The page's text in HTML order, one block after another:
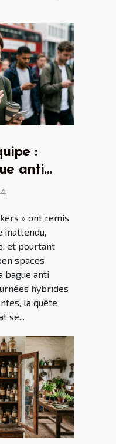
:
anti
» ont remis
inattendu,
et pourtant
spaces
bague anti
hybrides
la quête
se...